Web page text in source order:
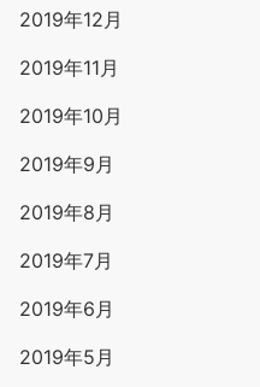
2019年12月
2019年11月
2019年10月
2019年9月
2019年8月
2019年7月
2019年6月
2019年5月